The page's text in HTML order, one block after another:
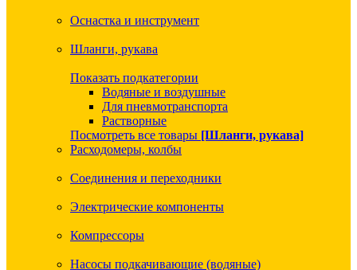
Оснастка и инструмент
Шланги, рукава
Показать подкатегории
Водяные и воздушные
Для пневмотранспорта
Растворные
Посмотреть все товары [Шланги, рукава]
Расходомеры, колбы
Соединения и переходники
Электрические компоненты
Компрессоры
Насосы подкачивающие (водяные)